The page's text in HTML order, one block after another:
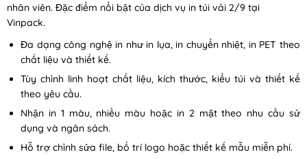
nhân viên. Đặc điểm nổi bật của dịch vụ in túi vải 2/9 tại
Vinpack.
Đa dạng công nghệ in như in lụa, in chuyển nhiệt, in PET theo
chất liệu và thiết kế.
Tùy chỉnh linh hoạt chất liệu, kích thước, kiểu túi và thiết kế
theo yêu cầu.
Nhận in 1 màu, nhiều màu hoặc in 2 mặt theo nhu cầu sử
dụng và ngân sách.
Hỗ trợ chỉnh sửa file, bố trí logo hoặc thiết kế mẫu miễn phí.